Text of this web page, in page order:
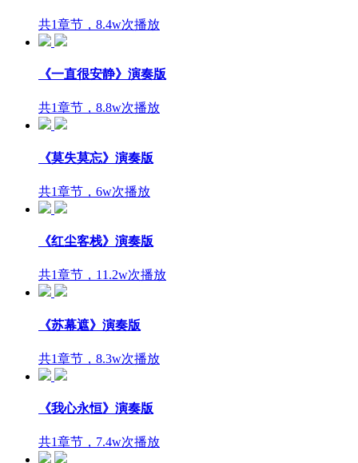
共1章节，8.4w次播放
《一直很安静》演奏版
共1章节，8.8w次播放
《莫失莫忘》演奏版
共1章节，6w次播放
《红尘客栈》演奏版
共1章节，11.2w次播放
《苏幕遮》演奏版
共1章节，8.3w次播放
《我心永恒》演奏版
共1章节，7.4w次播放